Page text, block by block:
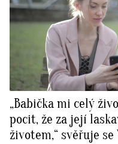
„Babička mi celý
pocit, že za její
životem,“ svěřuje se